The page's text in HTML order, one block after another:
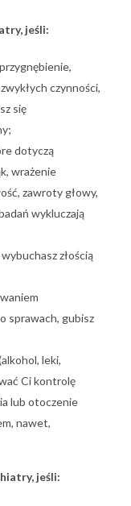
jeśli:
czynności,
się
dotyczą
wrażenie
zawroty głowy,
wykluczają
złością
sprawach, gubisz
leki,
Ci kontrolę
lub otoczenie
nawet,
jeśli: